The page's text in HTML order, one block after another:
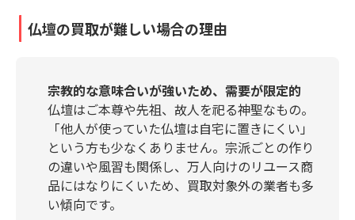
仏壇の買取が難しい場合の理由
宗教的な意味合いが強いため、需要が限定的
仏壇はご本尊や先祖、故人を祀る神聖なもの。
「他人が使っていた仏壇は自宅に置きにくい」
という方も少なくありません。宗派ごとの作り
の違いや風習も関係し、万人向けのリユース商
品にはなりにくいため、買取対象外の業者も多
い傾向です。